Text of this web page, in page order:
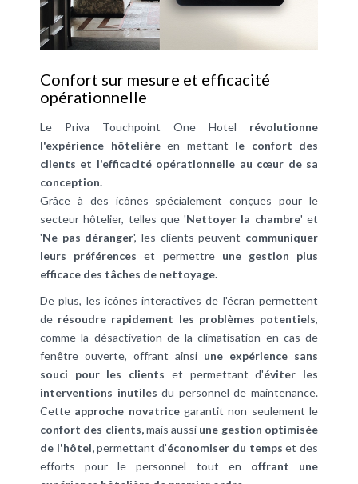
Confort sur mesure et efficacité
opérationnelle
Le Priva Touchpoint One Hotel révolutionne
l'expérience hôtelièreen mettant le confort des
clients et l'efficacité opérationnelle au cœur de sa
conception.
Grâce à des icônes spécialement conçues pour le
secteur hôtelier, telles que 'Nettoyer la chambre' et
'Ne pas déranger', les clients peuvent communiquer
leurs préférences et permettre une gestion plus
efficace des tâches de nettoyage.
De plus, les icônes interactives de l'écran permettent
de résoudre rapidement les problèmes potentiels,
comme la désactivation de la climatisation en cas de
fenêtre ouverte, offrant ainsi une expérience sans
souci pour les clients et permettant d'éviter les
interventions inutiles du personnel de maintenance.
Cette approche novatricegarantit non seulement le
confort des clients,mais aussi une gestion optimisée
de l'hôtel,permettant d'économiser du temps et des
efforts pour le personnel tout en offrant une